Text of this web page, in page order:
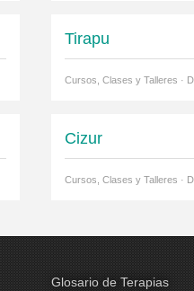
Tirapu
Cursos, Clases y Talleres ·
Cizur
Cursos, Clases y Talleres ·
Glosario de Terapias